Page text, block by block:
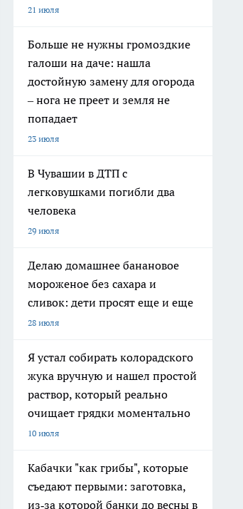
21 июля
Больше не нужны громоздкие
галоши на даче: нашла
достойную замену для огорода
– нога не преет и земля не
попадает
23 июля
В Чувашии в ДТП с
легковушками погибли два
человека
29 июля
Делаю домашнее банановое
мороженое без сахара и
сливок: дети просят еще и еще
28 июля
Я устал собирать колорадского
жука вручную и нашел простой
раствор, который реально
очищает грядки моментально
10 июля
Кабачки "как грибы", которые
съедают первыми: заготовка,
из‑за которой банки до весны в